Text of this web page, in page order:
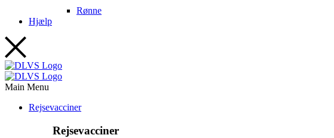
Rønne
Hjælp
Main Menu
Rejsevacciner
Rejsevacciner